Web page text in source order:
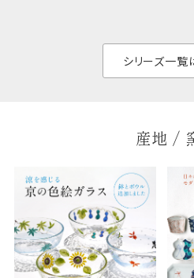
シリーズ一覧
産地 /